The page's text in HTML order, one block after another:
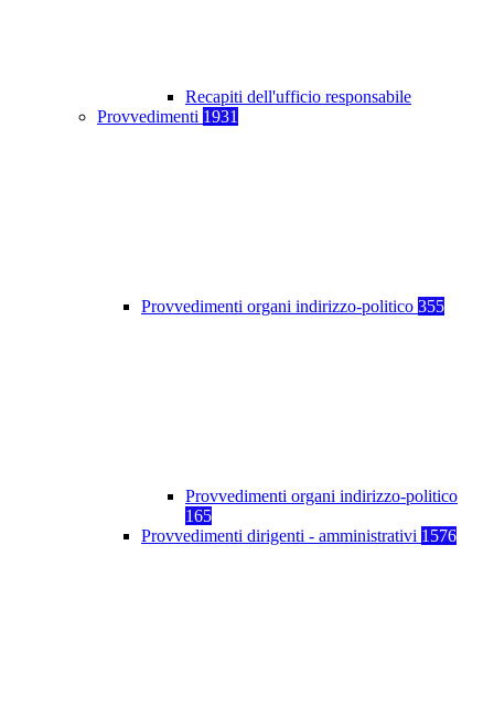
Recapiti dell'ufficio responsabile
Provvedimenti 1931
Provvedimenti organi indirizzo-politico 355
Provvedimenti organi indirizzo-politico
165
Provvedimenti dirigenti - amministrativi 1576